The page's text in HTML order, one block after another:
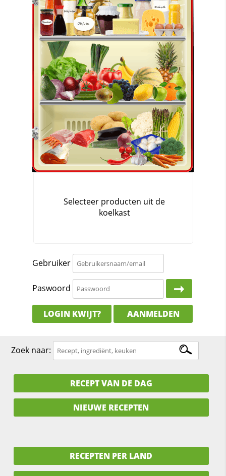
Gebruiker
Paswoord
LOGIN KWIJT? AANMELDEN
Zoek naar:
RECEPT VAN DE DAG
NIEUWE RECEPTEN
RECEPTEN PER LAND